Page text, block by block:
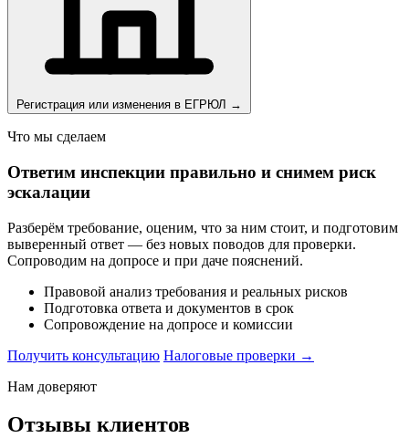
Регистрация или изменения в ЕГРЮЛ →
Что мы сделаем
Ответим инспекции правильно и снимем риск
эскалации
Разберём требование, оценим, что за ним стоит, и подготовим
выверенный ответ — без новых поводов для проверки.
Сопроводим на допросе и при даче пояснений.
Правовой анализ требования и реальных рисков
Подготовка ответа и документов в срок
Сопровождение на допросе и комиссии
Получить консультацию Налоговые проверки →
Нам доверяют
Отзывы клиентов